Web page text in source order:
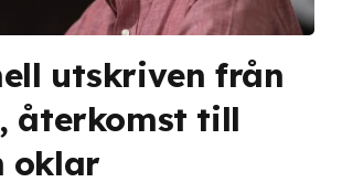
utskriven från
återkomst till
oklar